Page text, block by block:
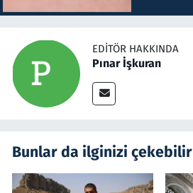
EDITÖR HAKKINDA
Pınar İşkuran
Bunlar da ilginizi çekebilir